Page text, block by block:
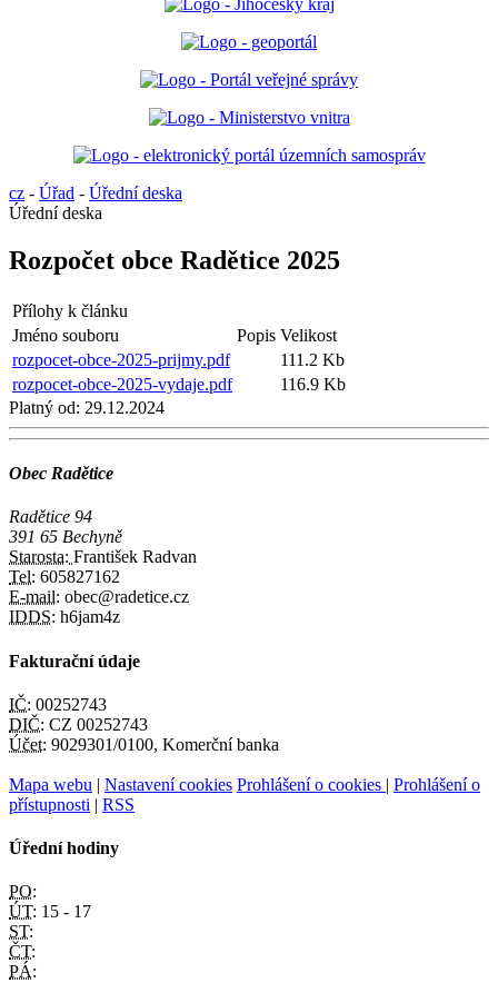
cz - Úřad - Úřední deska
Úřední deska
Rozpočet obce Radětice 2025
Přílohy k článku
Jméno souboru
Popis Velikost
rozpocet-obce-2025-prijmy.pdf
111.2 Kb
rozpocet-obce-2025-vydaje.pdf
116.9 Kb
Platný od: 29.12.2024
Obec Radětice
Radětice 94
391 65 Bechyně
Starosta: František Radvan
Tel: 605827162
E-mail: obec@radetice.cz
IDDS: h6jam4z
Fakturační údaje
IČ: 00252743
DIČ: CZ 00252743
Účet: 9029301/0100, Komerční banka
Mapa webu | Nastavení cookies Prohlášení o cookies | Prohlášení o
přístupnosti | RSS
Úřední hodiny
PO:
ÚT: 15 - 17
ST:
ČT:
PÁ: